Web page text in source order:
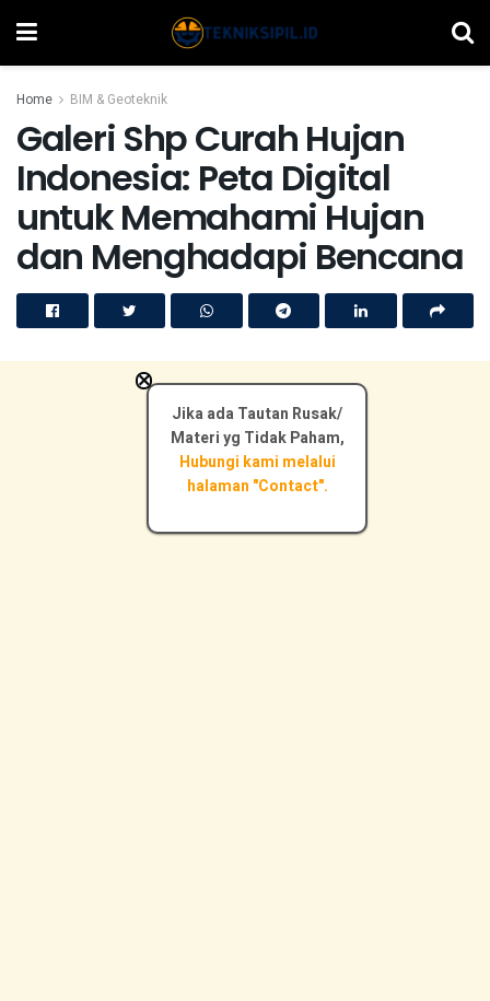
Home BIM & Geoteknik
Galeri Shp Curah Hujan
Indonesia: Peta Digital
untuk Memahami Hujan
dan Menghadapi Bencana
Jika ada Tautan Rusak/
Materi yg Tidak Paham,
Hubungi kami melalui
halaman "Contact".
×